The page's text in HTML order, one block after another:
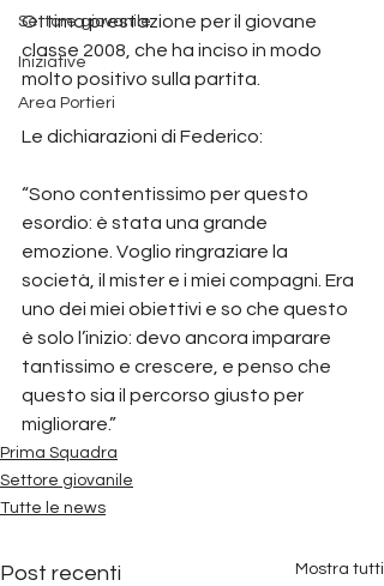
Settore giovanile
Iniziative
Area Portieri
Ottima prestazione per il giovane
classe 2008, che ha inciso in modo
molto positivo sulla partita.
Le dichiarazioni di Federico:
“Sono contentissimo per questo
esordio: è stata una grande
emozione. Voglio ringraziare la
società, il mister e i miei compagni. Era
uno dei miei obiettivi e so che questo
è solo l’inizio: devo ancora imparare
tantissimo e crescere, e penso che
questo sia il percorso giusto per
migliorare.”
Prima Squadra
Settore giovanile
Tutte le news
Post recenti Mostra tutti